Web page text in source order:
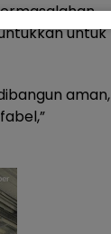
untuk
aman,